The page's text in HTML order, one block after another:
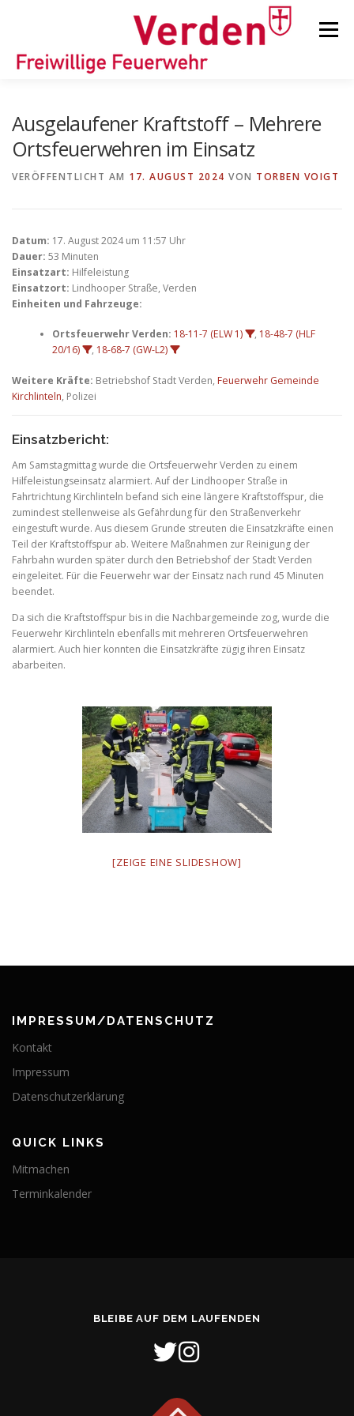
Menü
ORTSFEUERWEHREN
TIPPS/TRICKS
Ausgelaufener Kraftstoff – Mehrere
Ortsfeuerwehren im Einsatz
VERÖFFENTLICHT AM 17. AUGUST 2024 VON TORBEN VOIGT
Datum: 17. August 2024 um 11:57 Uhr
Dauer: 53 Minuten
Einsatzart: Hilfeleistung
Einsatzort: Lindhooper Straße, Verden
Einheiten und Fahrzeuge:
Ortsfeuerwehr Verden: 18-11-7 (ELW 1) , 18-48-7 (HLF
20/16)
, 18-68-7 (GW-L2)
Weitere Kräfte: Betriebshof Stadt Verden, Feuerwehr Gemeinde
Kirchlinteln, Polizei
Einsatzbericht:
Am Samstagmittag wurde die Ortsfeuerwehr Verden zu einem
Hilfeleistungseinsatz alarmiert. Auf der Lindhooper Straße in
Fahrtrichtung Kirchlinteln befand sich eine längere Kraftstoffspur, die
zumindest stellenweise als Gefährdung für den Straßenverkehr
eingestuft wurde. Aus diesem Grunde streuten die Einsatzkräfte einen
Teil der Kraftstoffspur ab. Weitere Maßnahmen zur Reinigung der
Fahrbahn wurden später durch den Betriebshof der Stadt Verden
eingeleitet. Für die Feuerwehr war der Einsatz nach rund 45 Minuten
beendet.
Da sich die Kraftstoffspur bis in die Nachbargemeinde zog, wurde die
Feuerwehr Kirchlinteln ebenfalls mit mehreren Ortsfeuerwehren
alarmiert. Auch hier konnten die Einsatzkräfte zügig ihren Einsatz
abarbeiten.
[ZEIGE EINE SLIDESHOW]
IMPRESSUM/DATENSCHUTZ
Kontakt
Impressum
Datenschutzerklärung
QUICK LINKS
Mitmachen
Terminkalender
BLEIBE AUF DEM LAUFENDEN